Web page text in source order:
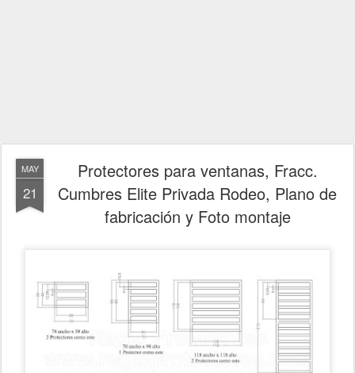
MAY
21
Protectores para ventanas, Fracc.
Cumbres Elite Privada Rodeo, Plano de
fabricación y Foto montaje